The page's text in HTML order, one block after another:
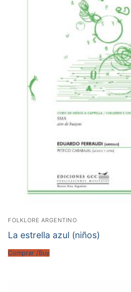
FOLKLORE ARGENTINO
La estrella azul (niños)
Comprar /Buy